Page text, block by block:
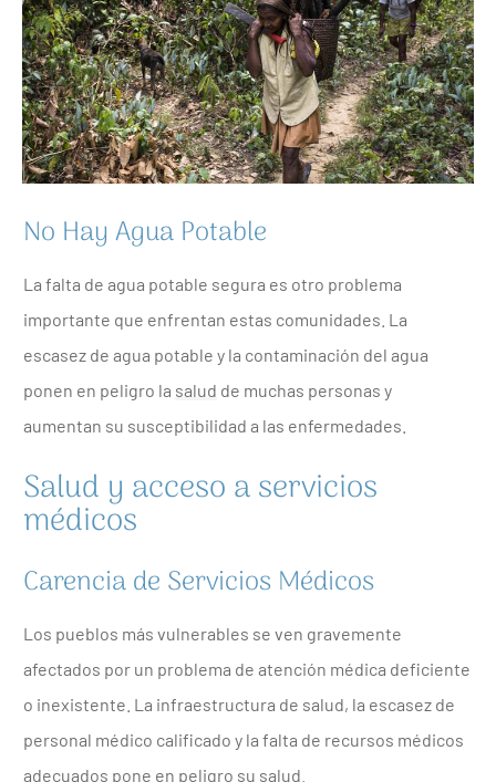
No Hay Agua Potable
La falta de agua potable segura es otro problema
importante que enfrentan estas comunidades. La
escasez de agua potable y la contaminación del agua
ponen en peligro la salud de muchas personas y
aumentan su susceptibilidad a las enfermedades.
Salud y acceso a servicios
médicos
Carencia de Servicios Médicos
Los pueblos más vulnerables se ven gravemente
afectados por un problema de atención médica deficiente
o inexistente. La infraestructura de salud, la escasez de
personal médico calificado y la falta de recursos médicos
adecuados pone en peligro su salud.